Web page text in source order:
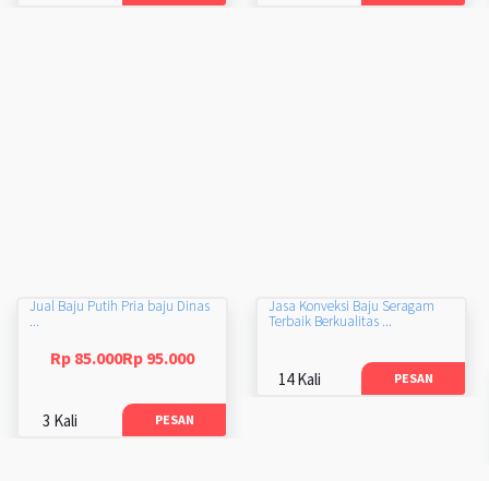
Jual Baju Putih Pria baju Dinas
...
Rp 85.000Rp 95.000
3 Kali PESAN
Jasa Konveksi Baju Seragam
Terbaik Berkualitas ...
14 Kali PESAN